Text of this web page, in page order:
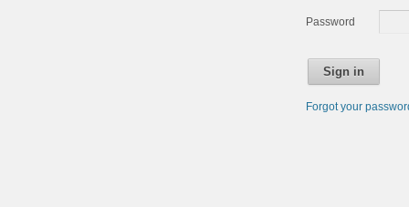
Password
Sign in
Forgot your